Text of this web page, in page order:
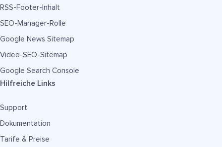
RSS-Footer-Inhalt
SEO-Manager-Rolle
Google News Sitemap
Video-SEO-Sitemap
Google Search Console
Hilfreiche Links
Support
Dokumentation
Tarife & Preise